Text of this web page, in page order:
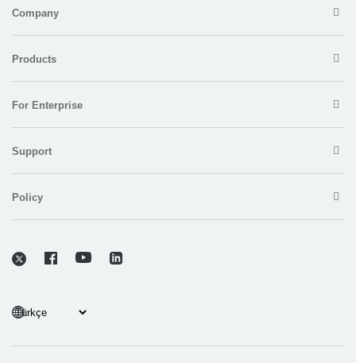
Company
Products
For Enterprise
Support
Policy